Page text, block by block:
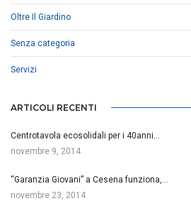
Oltre Il Giardino
Senza categoria
Servizi
ARTICOLI RECENTI
Centrotavola ecosolidali per i 40anni…
novembre 9, 2014
“Garanzia Giovani” a Cesena funziona,…
novembre 23, 2014